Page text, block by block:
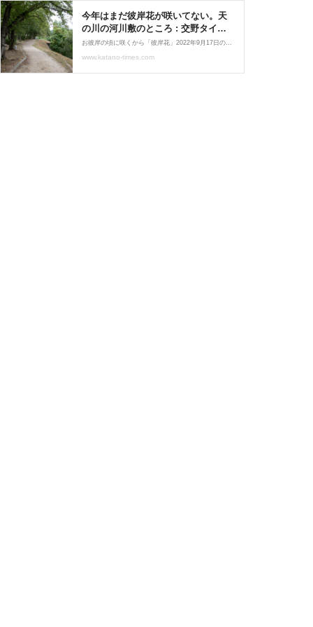
今年はまだ彼岸花が咲いてない。天
の川の河川敷のところ : 交野タイム
ズ
お彼岸の頃に咲くから「彼岸花」2022年9月17日の記事より毎年、交野市内でもこの時期彼岸花の記事をお届けするのですが、定番です。ですが、今年はまだ咲いていません。2024年9月15日撮影というか気配すら感じません。今年は9月22日が秋分の日なので、その前後3日間を入れて9
www.katano-times.com